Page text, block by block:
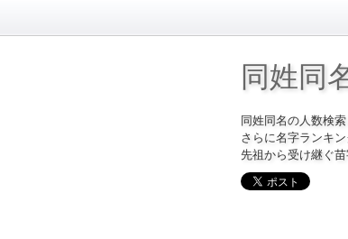
同姓同
同姓同名の人数検
さらに名字ランキ
先祖から受け継ぐ